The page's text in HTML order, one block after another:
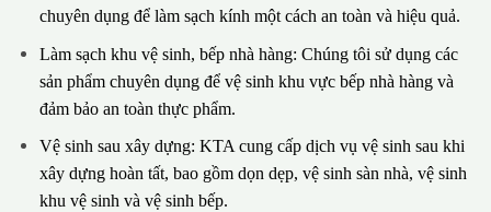
chuyên dụng để làm sạch kính một cách an toàn và hiệu quả.
Làm sạch khu vệ sinh, bếp nhà hàng: Chúng tôi sử dụng các
sản phẩm chuyên dụng để vệ sinh khu vực bếp nhà hàng và
đảm bảo an toàn thực phẩm.
Vệ sinh sau xây dựng: KTA cung cấp dịch vụ vệ sinh sau khi
xây dựng hoàn tất, bao gồm dọn dẹp, vệ sinh sàn nhà, vệ sinh
khu vệ sinh và vệ sinh bếp.